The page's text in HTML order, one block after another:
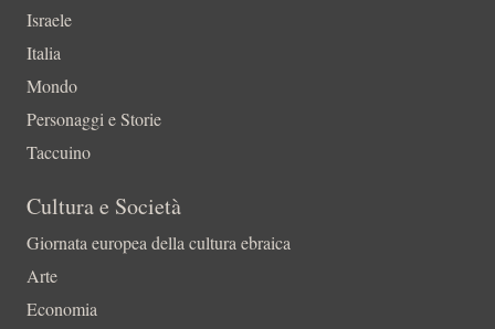
Israele
Italia
Mondo
Personaggi e Storie
Taccuino
Cultura e Società
Giornata europea della cultura ebraica
Arte
Economia